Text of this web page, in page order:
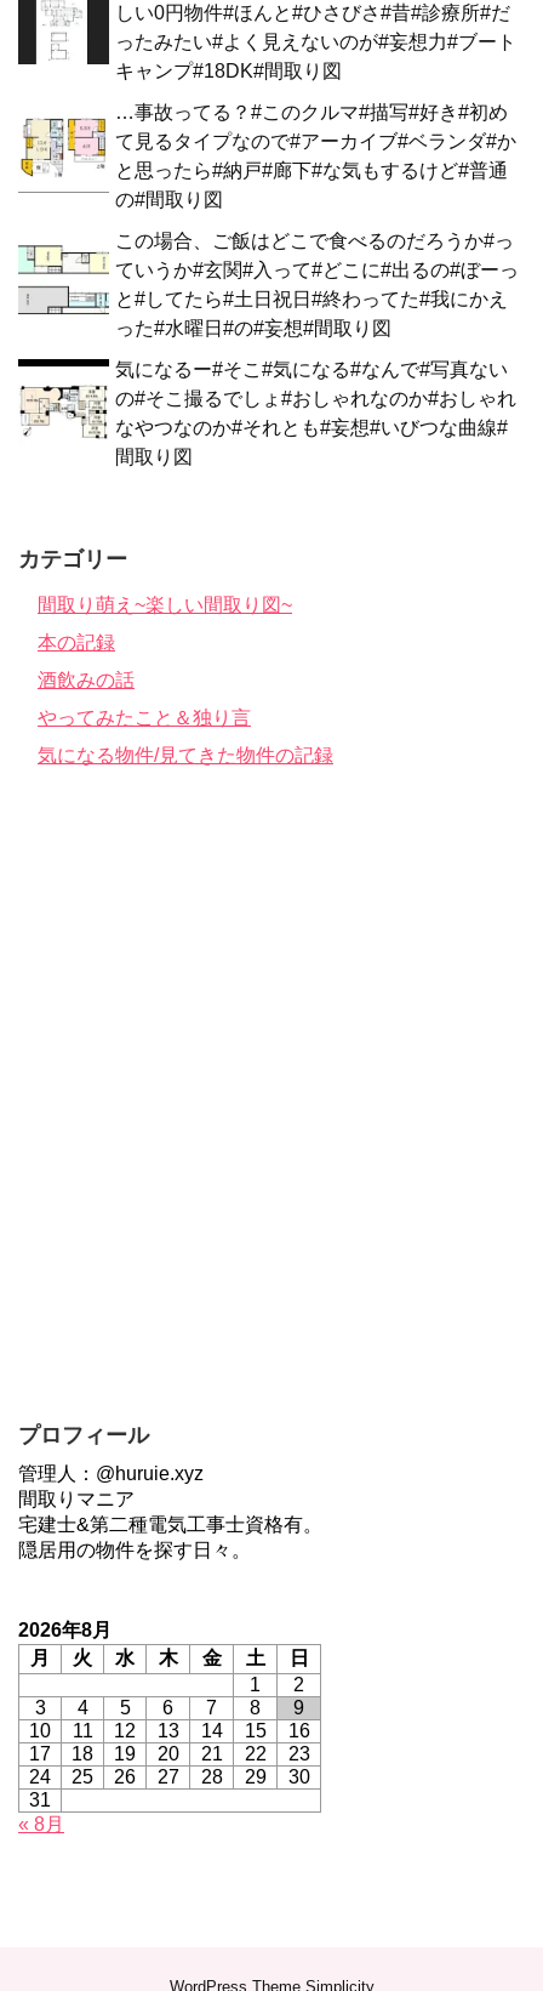
しい0円物件#ほんと#ひさびさ#昔#診療所#だ
ったみたい#よく見えないのが#妄想力#ブート
キャンプ#18DK#間取り図
…事故ってる？#このクルマ#描写#好き#初め
て見るタイプなので#アーカイブ#ベランダ#か
と思ったら#納戸#廊下#な気もするけど#普通
の#間取り図
この場合、ご飯はどこで食べるのだろうか#っ
ていうか#玄関#入って#どこに#出るの#ぼーっ
と#してたら#土日祝日#終わってた#我にかえ
った#水曜日#の#妄想#間取り図
気になるー#そこ#気になる#なんで#写真ない
の#そこ撮るでしょ#おしゃれなのか#おしゃれ
なやつなのか#それとも#妄想#いびつな曲線#
間取り図
カテゴリー
間取り萌え~楽しい間取り図~
本の記録
酒飲みの話
やってみたこと＆独り言
気になる物件/見てきた物件の記録
プロフィール
管理人：@huruie.xyz
間取りマニア
宅建士&第二種電気工事士資格有。
隠居用の物件を探す日々。
2026年8月
月
火 水 木 金 土
日
1
2
3
4 5 6 7 8
9
10
11 12 13 14 15
16
17
18 19 20 21 22
23
24
25 26 27 28 29
30
31
« 8月
WordPress Theme Simplicity